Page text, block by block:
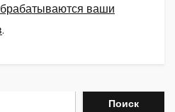
ваши
.
Поиск